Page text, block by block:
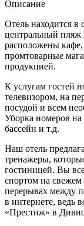
Описание
Отель находится
центральный пляж
расположены
промтоварные
продукцией.
К услугам гостей
телевизором, на
посудой и всем
Уборка номеров на
бассейн и т.д.
Наш отель
тренажеры,
гостиницей. Вы
спортом на свежем
перерывах между
в интернете, ведь
«Престиж» в